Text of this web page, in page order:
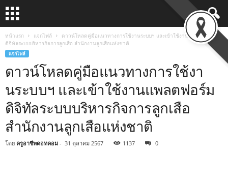
หน้าแรก แจกไฟล์
ดาวน์โหลดคู่มือแนวทางการใช้งานระบบฯ และเข้าใช้งานแพลตฟอร์ม
ดิจิทัลระบบบริหารกิจการลูกเสือ สำนักงานลูกเสือแห่งชาติ
แจกไฟล์
ดาวน์โหลดคู่มือแนวทางการใช้งา
นระบบฯ และเข้าใช้งานแพลตฟอร์ม
ดิจิทัลระบบบริหารกิจการลูกเสือ
สำนักงานลูกเสือแห่งชาติ
โดย ครูอาชีพดอทคอม - 31 ตุลาคม 2567 1137 0